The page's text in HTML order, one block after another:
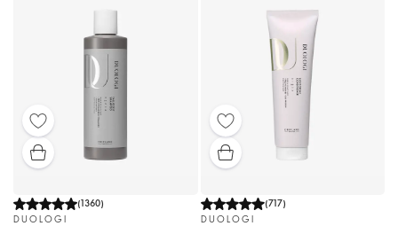
(1360)
DUOLOGI
(717)
DUOLOGI